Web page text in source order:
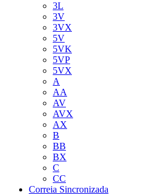
3L
3V
3VX
5V
5VK
5VP
5VX
A
AA
AV
AVX
AX
B
BB
BX
C
CC
Correia Sincronizada